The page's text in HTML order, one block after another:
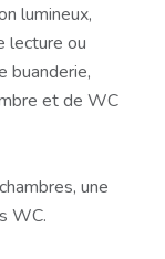
lumineux,
lecture ou
buanderie,
et de WC
une
WC.